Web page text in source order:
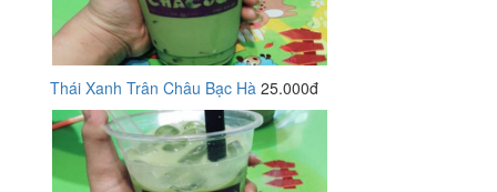
Thái Xanh Trân Châu Bạc Hà 25.000đ